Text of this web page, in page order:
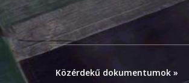
Közérdekű dokumentumok »